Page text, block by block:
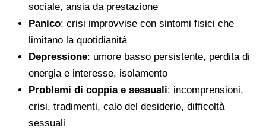
sociale, ansia da prestazione
Panico: crisi improvvise con sintomi fisici che
limitano la quotidianità
Depressione: umore basso persistente, perdita di
energia e interesse, isolamento
Problemi di coppia e sessuali: incomprensioni,
crisi, tradimenti, calo del desiderio, difficoltà
sessuali